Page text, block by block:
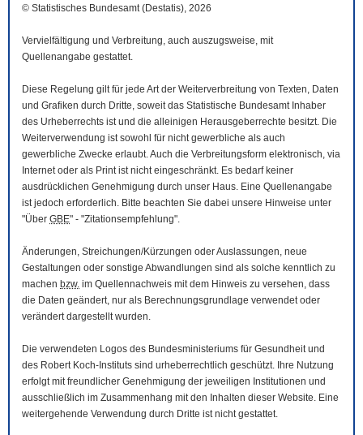
© Statistisches Bundesamt (Destatis), 2026
Vervielfältigung und Verbreitung, auch auszugsweise, mit
Quellenangabe gestattet.
Diese Regelung gilt für jede Art der Weiterverbreitung von Texten, Daten
und Grafiken durch Dritte, soweit das Statistische Bundesamt Inhaber
des Urheberrechts ist und die alleinigen Herausgeberrechte besitzt. Die
Weiterverwendung ist sowohl für nicht gewerbliche als auch
gewerbliche Zwecke erlaubt. Auch die Verbreitungsform elektronisch, via
Internet oder als Print ist nicht eingeschränkt. Es bedarf keiner
ausdrücklichen Genehmigung durch unser Haus. Eine Quellenangabe
ist jedoch erforderlich. Bitte beachten Sie dabei unsere Hinweise unter
"Über GBE" - "Zitationsempfehlung".
Änderungen, Streichungen/Kürzungen oder Auslassungen, neue
Gestaltungen oder sonstige Abwandlungen sind als solche kenntlich zu
machen bzw. im Quellennachweis mit dem Hinweis zu versehen, dass
die Daten geändert, nur als Berechnungsgrundlage verwendet oder
verändert dargestellt wurden.
Die verwendeten Logos des Bundesministeriums für Gesundheit und
des Robert Koch-Instituts sind urheberrechtlich geschützt. Ihre Nutzung
erfolgt mit freundlicher Genehmigung der jeweiligen Institutionen und
ausschließlich im Zusammenhang mit den Inhalten dieser Website. Eine
weitergehende Verwendung durch Dritte ist nicht gestattet.